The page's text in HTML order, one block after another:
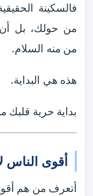
فالسكينة
من حولك، بل
من منه السلام.
هذه هي البداية.
بداية حرية قلبك
أقوى الناس
أتعرف من هم